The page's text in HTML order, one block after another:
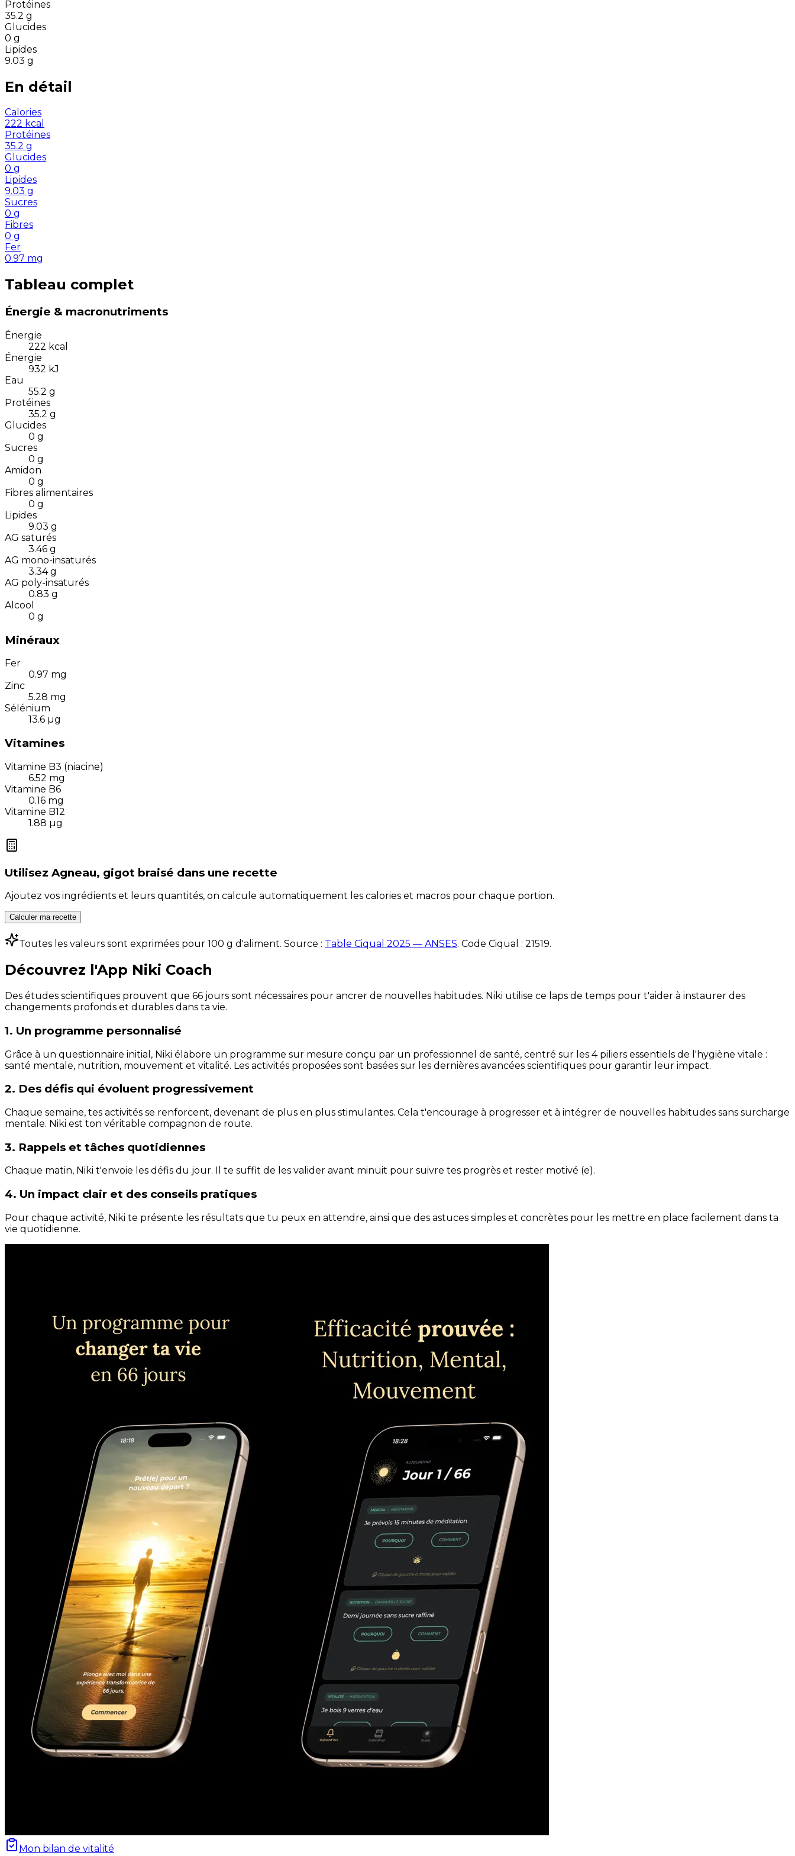
Protéines
35.2 g
Glucides
0 g
Lipides
9.03 g
En détail
Calories
222 kcal
Protéines
35.2 g
Glucides
0 g
Lipides
9.03 g
Sucres
0 g
Fibres
0 g
Fer
0.97 mg
Tableau complet
Énergie & macronutriments
Énergie
222 kcal
Énergie
932 kJ
Eau
55.2 g
Protéines
35.2 g
Glucides
0 g
Sucres
0 g
Amidon
0 g
Fibres alimentaires
0 g
Lipides
9.03 g
AG saturés
3.46 g
AG mono-insaturés
3.34 g
AG poly-insaturés
0.83 g
Alcool
0 g
Minéraux
Fer
0.97 mg
Zinc
5.28 mg
Sélénium
13.6 µg
Vitamines
Vitamine B3 (niacine)
6.52 mg
Vitamine B6
0.16 mg
Vitamine B12
1.88 µg
Utilisez Agneau, gigot braisé dans une recette
Ajoutez vos ingrédients et leurs quantités, on calcule automatiquement les calories et macros pour chaque portion.
Calculer ma recette
Toutes les valeurs sont exprimées pour 100 g d'aliment. Source : Table Ciqual 2025 — ANSES. Code Ciqual : 21519.
Découvrez l'App Niki Coach
Des études scientifiques prouvent que 66 jours sont nécessaires pour ancrer de nouvelles habitudes. Niki utilise ce laps de temps pour t'aider à instaurer des
changements profonds et durables dans ta vie.
1. Un programme personnalisé
Grâce à un questionnaire initial, Niki élabore un programme sur mesure conçu par un professionnel de santé, centré sur les 4 piliers essentiels de l'hygiène vitale :
santé mentale, nutrition, mouvement et vitalité. Les activités proposées sont basées sur les dernières avancées scientifiques pour garantir leur impact.
2. Des défis qui évoluent progressivement
Chaque semaine, tes activités se renforcent, devenant de plus en plus stimulantes. Cela t'encourage à progresser et à intégrer de nouvelles habitudes sans surcharge
mentale. Niki est ton véritable compagnon de route.
3. Rappels et tâches quotidiennes
Chaque matin, Niki t'envoie les défis du jour. Il te suffit de les valider avant minuit pour suivre tes progrès et rester motivé (e).
4. Un impact clair et des conseils pratiques
Pour chaque activité, Niki te présente les résultats que tu peux en attendre, ainsi que des astuces simples et concrètes pour les mettre en place facilement dans ta
vie quotidienne.
Mon bilan de vitalité